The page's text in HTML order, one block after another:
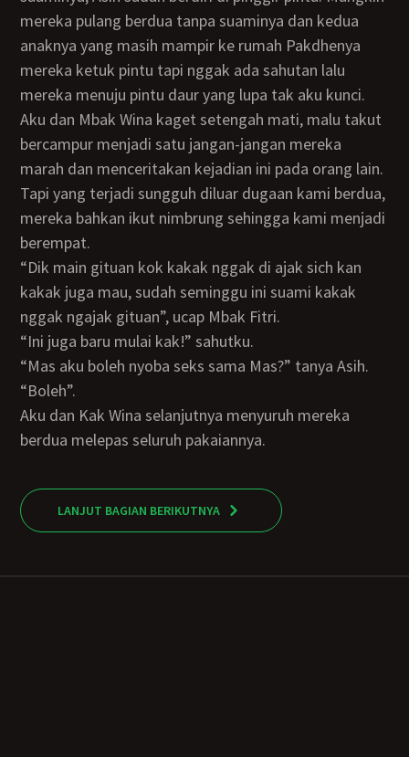
mereka pulang berdua tanpa suaminya dan kedua
anaknya yang masih mampir ke rumah Pakdhenya
mereka ketuk pintu tapi nggak ada sahutan lalu
mereka menuju pintu daur yang lupa tak aku kunci.
Aku dan Mbak Wina kaget setengah mati, malu takut
bercampur menjadi satu jangan-jangan mereka
marah dan menceritakan kejadian ini pada orang lain.
Tapi yang terjadi sungguh diluar dugaan kami berdua,
mereka bahkan ikut nimbrung sehingga kami menjadi
berempat.
“Dik main gituan kok kakak nggak di ajak sich kan
kakak juga mau, sudah seminggu ini suami kakak
nggak ngajak gituan”, ucap Mbak Fitri.
“Ini juga baru mulai kak!” sahutku.
“Mas aku boleh nyoba seks sama Mas?” tanya Asih.
“Boleh”.
Aku dan Kak Wina selanjutnya menyuruh mereka
berdua melepas seluruh pakaiannya.
LANJUT BAGIAN BERIKUTNYA